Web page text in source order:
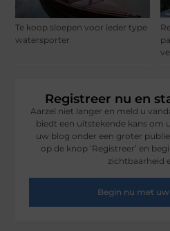
Te koop sloepen voor ieder type
watersporter
Registreer nu en
Aarzel niet langer en meld u
biedt een uitstekende kans om
uw blog onder een groter
op de knop ‘Registreer’ en
zichtbaarheid
Begin nu met